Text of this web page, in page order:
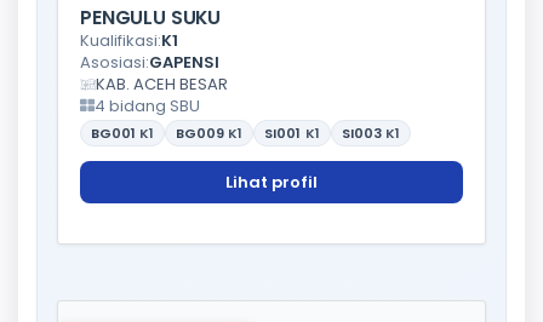
PENGULU SUKU
Kualifikasi:K1
Asosiasi:GAPENSI
KAB. ACEH BESAR
4 bidang SBU
BG001 K1 BG009 K1 SI001 K1 SI003 K1
Lihat profil